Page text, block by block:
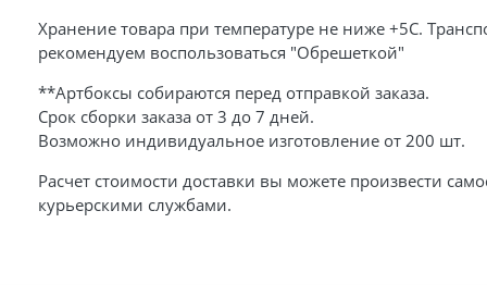
Хранение товара при температуре не ниже +5С.
рекомендуем воспользоваться "Обрешеткой"
**Артбоксы собираются перед отправкой заказа.
Срок сборки заказа от 3 до 7 дней.
Возможно индивидуальное изготовление от 200 шт.
Расчет стоимости доставки вы можете произвести
курьерскими службами.